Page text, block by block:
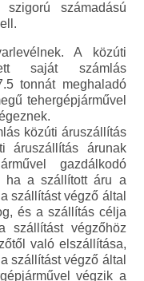
számadású
A közúti
saját számlás
tonnát meghaladó
tehergépjárművel
közúti áruszállítás
áruszállítás árunak
gazdálkodó
ha a szállított áru a
szállítást végző által
és a szállítás célja
szállítást végzőhöz
való elszállítása,
szállítást végző által
végzik a